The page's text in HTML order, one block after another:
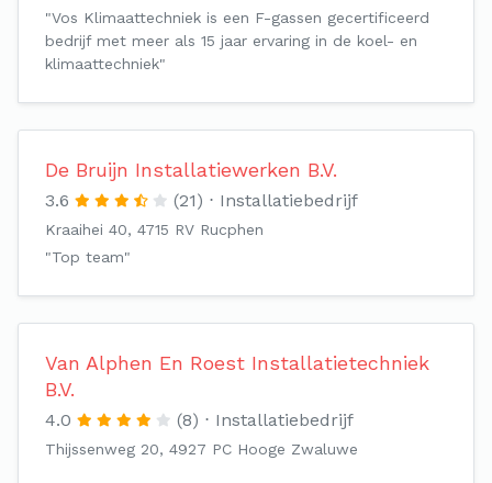
"Vos Klimaattechniek is een F-gassen gecertificeerd
bedrijf met meer als 15 jaar ervaring in de koel- en
klimaattechniek"
De Bruijn Installatiewerken B.V.
3.6 (21) Installatiebedrijf
Kraaihei 40, 4715 RV Rucphen
"Top team"
Van Alphen En Roest Installatietechniek
B.V.
4.0 (8) Installatiebedrijf
Thijssenweg 20, 4927 PC Hooge Zwaluwe